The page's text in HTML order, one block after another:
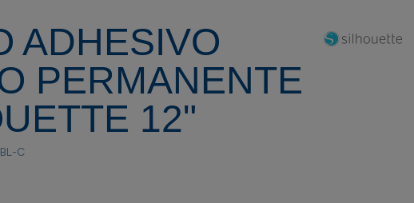
ADHESIVO
PERMANENTE
12"
C